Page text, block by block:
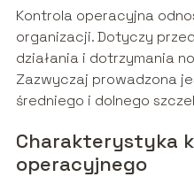
Kontrola operacyjna
organizacji. Dotyczy
działania i dotrzymania
Zazwyczaj prowadzona
średniego i dolnego
Charakterystyka
operacyjnego